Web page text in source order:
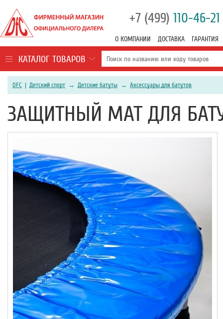
+7 (499) 110-46-21
О КОМПАНИИ ДОСТАВКА ГАРАНТИЯ
КАТАЛОГ ТОВАРОВ
DFC | Детский спорт → Детские батуты → Аксессуары для батутов
ЗАЩИТНЫЙ МАТ ДЛЯ